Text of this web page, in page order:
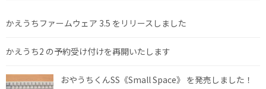
かえうちファームウェア 3.5 をリリースしました
かえうち2 の予約受け付けを再開いたします
おやうちくんSS《Small Space》 を発売しました！